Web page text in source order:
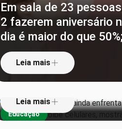
Em sala de 23
2 fazerem aniversário
dia é maior do que
Leia mais
Educação
1 em cada 3 escolas
enfrenta obstáculos
que proíbe celulares,
levantamento
Leia mais